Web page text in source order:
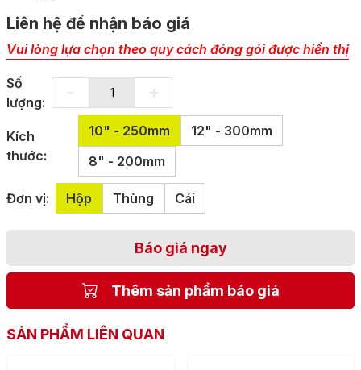
Liên hệ để nhận báo giá
Vui lòng lựa chọn theo quy cách đóng gói được hiển thị
Số
lượng:
Kích
thước:
10" - 250mm
12" - 300mm
8" - 200mm
Đơn vị: Hộp Thùng Cái
Báo giá ngay
Thêm sản phẩm báo giá
SẢN PHẨM LIÊN QUAN